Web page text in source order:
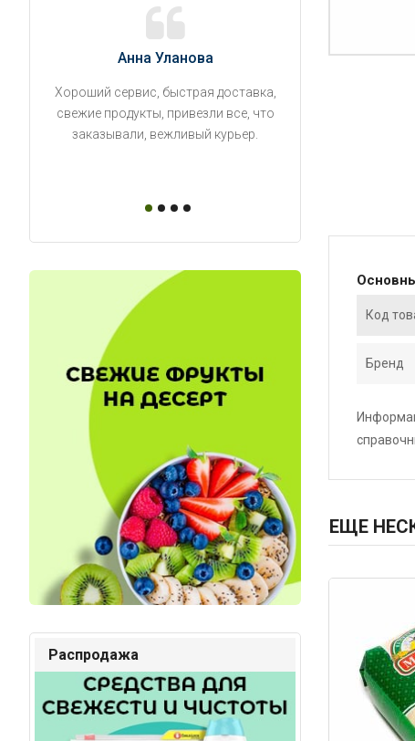
Анна Уланова
Хороший сервис, быстрая доставка,
свежие продукты, привезли все, что
заказывали, вежливый курьер.
Распродажа
Код
Бренд
ЕЩЕ
Код: 3425